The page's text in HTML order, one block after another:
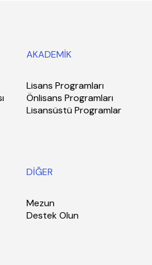
AKADEMİK
Lisans Programları
Önlisans Programları
Lisansüstü Programlar
DİĞER
Mezun
Destek Olun